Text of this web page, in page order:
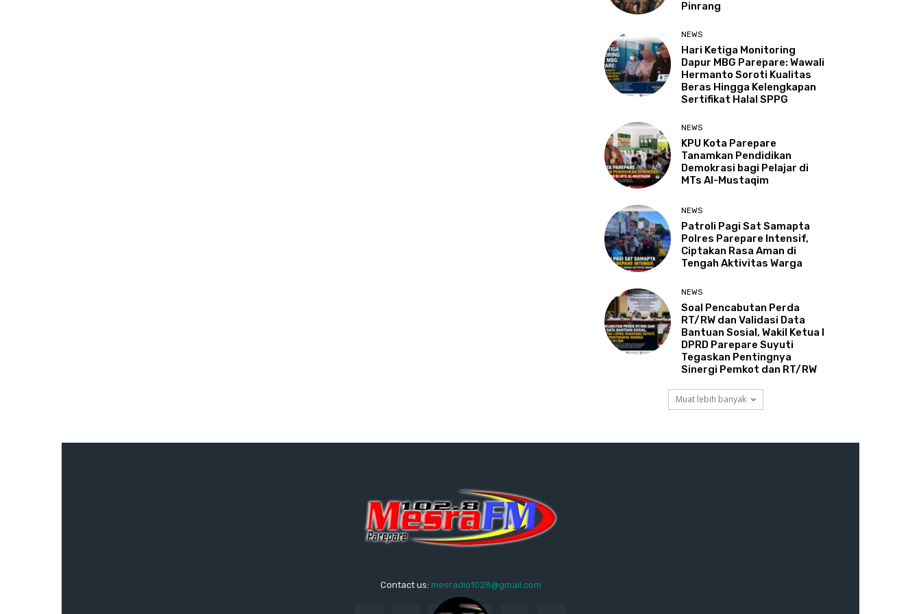
Pinrang
NEWS
Hari Ketiga Monitoring
Dapur MBG Parepare: Wawali
Hermanto Soroti Kualitas
Beras Hingga Kelengkapan
Sertifikat Halal SPPG
NEWS
KPU Kota Parepare
Tanamkan Pendidikan
Demokrasi bagi Pelajar di
MTs Al-Mustaqim
NEWS
Patroli Pagi Sat Samapta
Polres Parepare Intensif,
Ciptakan Rasa Aman di
Tengah Aktivitas Warga
NEWS
Soal Pencabutan Perda
RT/RW dan Validasi Data
Bantuan Sosial, Wakil Ketua I
DPRD Parepare Suyuti
Tegaskan Pentingnya
Sinergi Pemkot dan RT/RW
Muat lebih banyak
Contact us: mesradio1028@gmail.com